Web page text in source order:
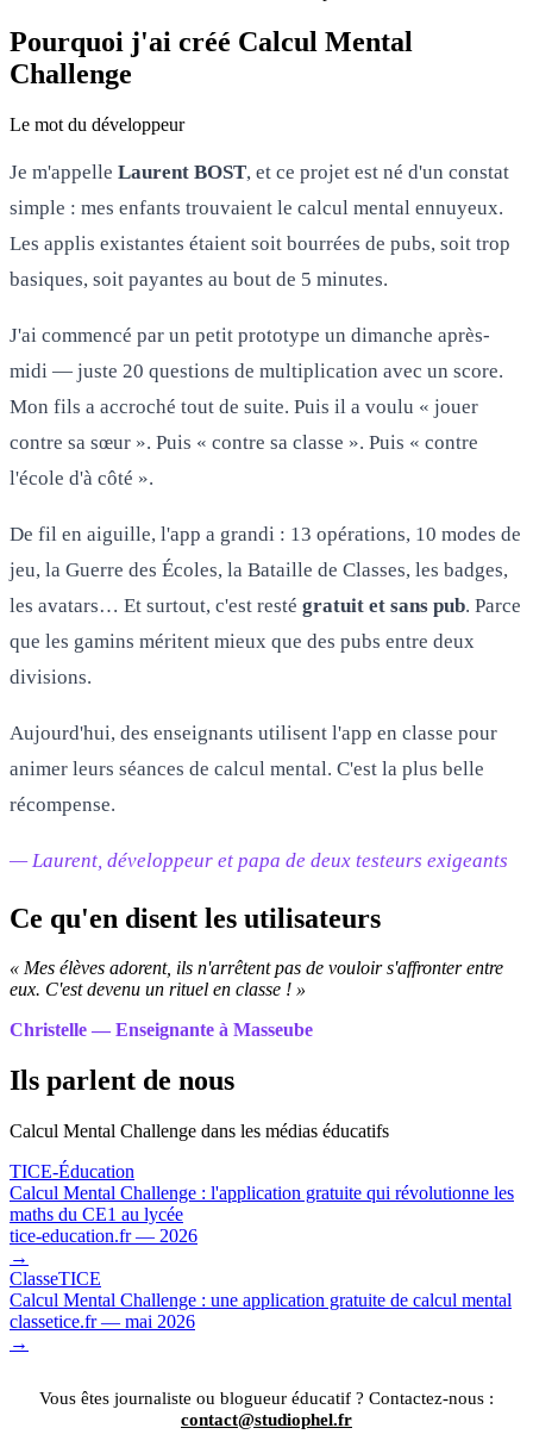
Pourquoi j'ai créé Calcul Mental
Challenge
Le mot du développeur
Je m'appelle Laurent BOST, et ce projet est né d'un constat
simple : mes enfants trouvaient le calcul mental ennuyeux.
Les applis existantes étaient soit bourrées de pubs, soit trop
basiques, soit payantes au bout de 5 minutes.
J'ai commencé par un petit prototype un dimanche après-
midi — juste 20 questions de multiplication avec un score.
Mon fils a accroché tout de suite. Puis il a voulu « jouer
contre sa sœur ». Puis « contre sa classe ». Puis « contre
l'école d'à côté ».
De fil en aiguille, l'app a grandi : 13 opérations, 10 modes de
jeu, la Guerre des Écoles, la Bataille de Classes, les badges,
les avatars… Et surtout, c'est resté gratuit et sans pub. Parce
que les gamins méritent mieux que des pubs entre deux
divisions.
Aujourd'hui, des enseignants utilisent l'app en classe pour
animer leurs séances de calcul mental. C'est la plus belle
récompense.
— Laurent, développeur et papa de deux testeurs exigeants
Ce qu'en disent les utilisateurs
« Mes élèves adorent, ils n'arrêtent pas de vouloir s'affronter entre
eux. C'est devenu un rituel en classe ! »
Christelle — Enseignante à Masseube
Ils parlent de nous
Calcul Mental Challenge dans les médias éducatifs
TICE-Éducation
Calcul Mental Challenge : l'application gratuite qui révolutionne les
maths du CE1 au lycée
tice-education.fr — 2026
→
ClasseTICE
Calcul Mental Challenge : une application gratuite de calcul mental
classetice.fr — mai 2026
→
Vous êtes journaliste ou blogueur éducatif ? Contactez-nous :
contact@studiophel.fr